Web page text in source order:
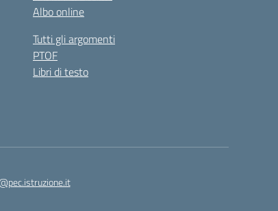
Albo online
Tutti gli argomenti
PTOF
Libri di testo